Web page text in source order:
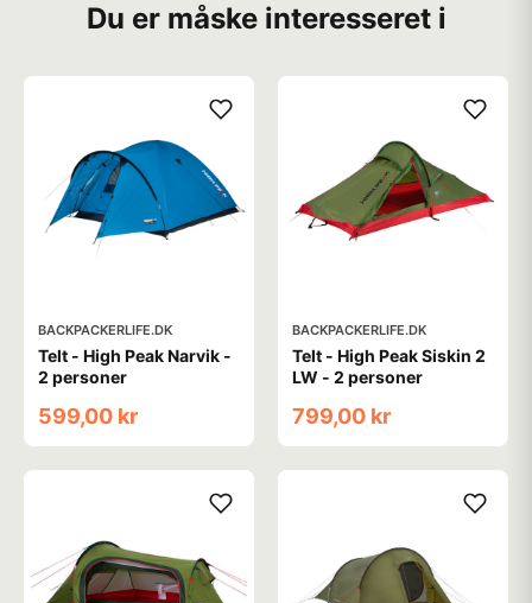
Du er måske interesseret i
BACKPACKERLIFE.DK
Telt - High Peak Narvik -
2 personer
599,00 kr
BACKPACKERLIFE.DK
Telt - High Peak Siskin 2
LW - 2 personer
799,00 kr